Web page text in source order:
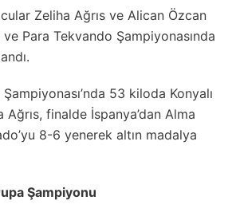
Zeliha Ağrıs ve Alican Özcan
Para Tekvando Şampiyonasında
53 kiloda Konyalı
finalde İspanya’dan Alma
8-6 yenerek altın madalya
Şampiyonu